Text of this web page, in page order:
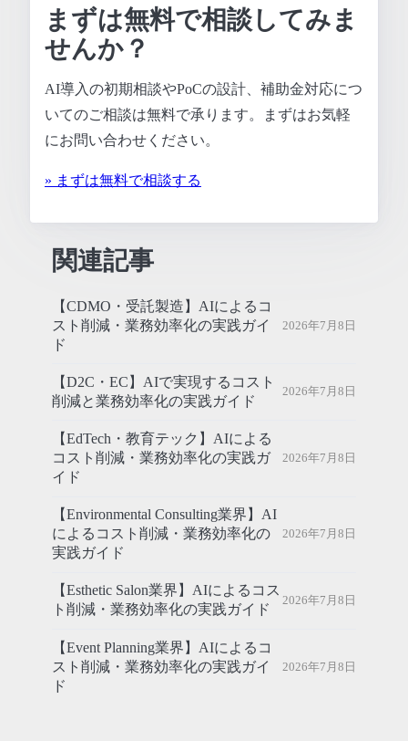
まずは無料で相談してみま
せんか？
AI導入の初期相談やPoCの設計、補助金対応につ
いてのご相談は無料で承ります。まずはお気軽
にお問い合わせください。
» まずは無料で相談する
関連記事
【CDMO・受託製造】AIによるコ
スト削減・業務効率化の実践ガイ
ド
2026年7月8日
【D2C・EC】AIで実現するコスト
削減と業務効率化の実践ガイド
2026年7月8日
【EdTech・教育テック】AIによる
コスト削減・業務効率化の実践ガ
イド
2026年7月8日
【Environmental Consulting業界】AI
によるコスト削減・業務効率化の
実践ガイド
2026年7月8日
【Esthetic Salon業界】AIによるコス
ト削減・業務効率化の実践ガイド
2026年7月8日
【Event Planning業界】AIによるコ
スト削減・業務効率化の実践ガイ
ド
2026年7月8日